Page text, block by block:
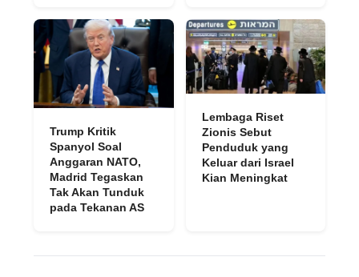
Trump Kritik
Spanyol Soal
Anggaran NATO,
Madrid Tegaskan
Tak Akan Tunduk
pada Tekanan AS
Lembaga Riset
Zionis Sebut
Penduduk yang
Keluar dari Israel
Kian Meningkat